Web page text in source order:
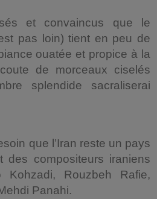
et convaincus que le
pas loin) tient en peu de
ouatée et propice à la
de morceaux ciselés
splendide sacraliserai
que l’Iran reste un pays
des compositeurs iraniens
Kohzadi, Rouzbeh Rafie,
Panahi.